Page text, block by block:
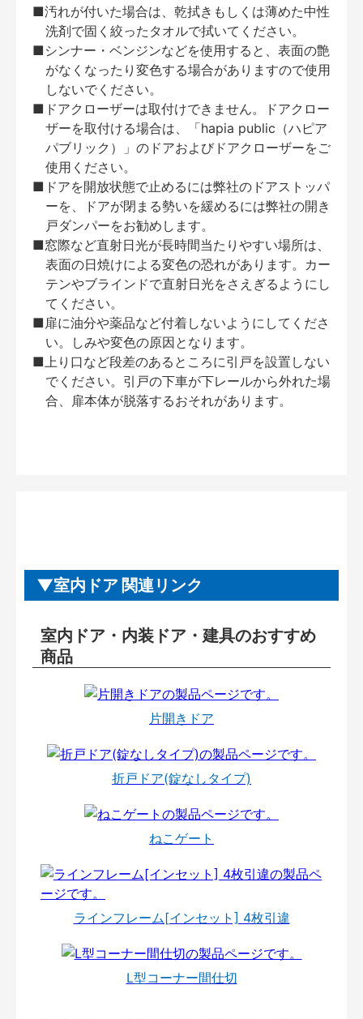
■汚れが付いた場合は、乾拭きもしくは薄めた中性
洗剤で固く絞ったタオルで拭いてください。
■シンナー・ベンジンなどを使用すると、表面の艶
がなくなったり変色する場合がありますので使用
しないでください。
■ドアクローザーは取付けできません。ドアクロー
ザーを取付ける場合は、「hapia public（ハピア
パブリック）」のドアおよびドアクローザーをご
使用ください。
■ドアを開放状態で止めるには弊社のドアストッパ
ーを、ドアが閉まる勢いを緩めるには弊社の開き
戸ダンパーをお勧めします。
■窓際など直射日光が長時間当たりやすい場所は、
表面の日焼けによる変色の恐れがあります。カー
テンやブラインドで直射日光をさえぎるようにし
てください。
■扉に油分や薬品など付着しないようにしてくださ
い。しみや変色の原因となります。
■上り口など段差のあるところに引戸を設置しない
でください。引戸の下車が下レールから外れた場
合、扉本体が脱落するおそれがあります。
室内ドア 関連リンク
室内ドア・内装ドア・建具のおすすめ
商品
片開きドア
折戸ドア(錠なしタイプ)
ねこゲート
ラインフレーム[インセット] 4枚引違
L型コーナー間仕切